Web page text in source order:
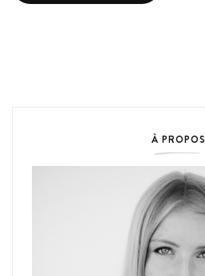
À PROPOS